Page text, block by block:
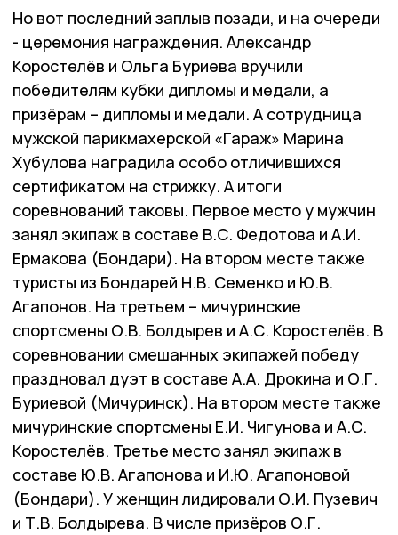
Но вот последний заплыв позади, и на очереди
- церемония награждения. Александр
Коростелёв и Ольга Буриева вручили
победителям кубки дипломы и медали, а
призёрам – дипломы и медали. А сотрудница
мужской парикмахерской «Гараж» Марина
Хубулова наградила особо отличившихся
сертификатом на стрижку. А итоги
соревнований таковы. Первое место у мужчин
занял экипаж в составе В.С. Федотова и А.И.
Ермакова (Бондари). На втором месте также
туристы из Бондарей Н.В. Семенко и Ю.В.
Агапонов. На третьем – мичуринские
спортсмены О.В. Болдырев и А.С. Коростелёв. В
соревновании смешанных экипажей победу
праздновал дуэт в составе А.А. Дрокина и О.Г.
Буриевой (Мичуринск). На втором месте также
мичуринские спортсмены Е.И. Чигунова и А.С.
Коростелёв. Третье место занял экипаж в
составе Ю.В. Агапонова и И.Ю. Агапоновой
(Бондари). У женщин лидировали О.И. Пузевич
и Т.В. Болдырева. В числе призёров О.Г.